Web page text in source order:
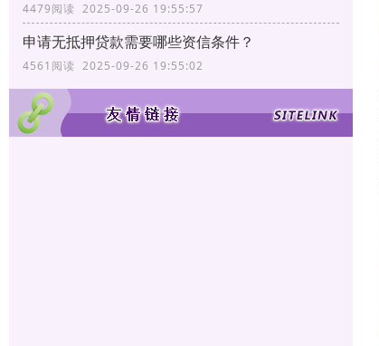
4479阅读 2025-09-26 19:55:57
申请无抵押贷款需要哪些资信条件？
4561阅读 2025-09-26 19:55:02